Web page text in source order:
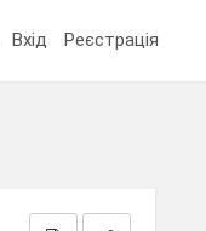
Вхід Реєстрація